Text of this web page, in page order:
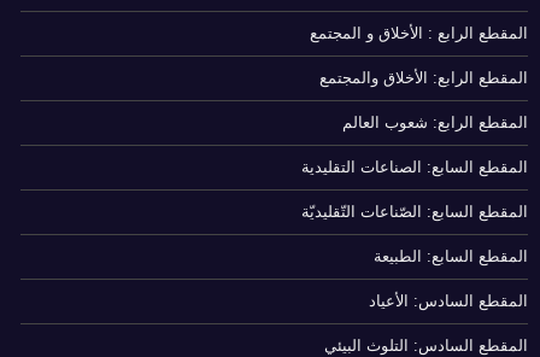
المقطع الرابع : الأخلاق و المجتمع
المقطع الرابع: الأخلاق والمجتمع
المقطع الرابع: شعوب العالم
المقطع السابع: الصناعات التقليدية
المقطع السابع: الصّناعات التّقليديّة
المقطع السابع: الطبيعة
المقطع السادس: الأعياد
المقطع السادس: التلوث البيئي